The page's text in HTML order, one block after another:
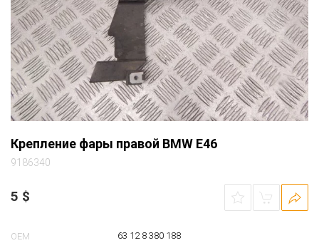
Крепление фары правой BMW E46
9186340
5 $
OEM
63 12 8 380 188